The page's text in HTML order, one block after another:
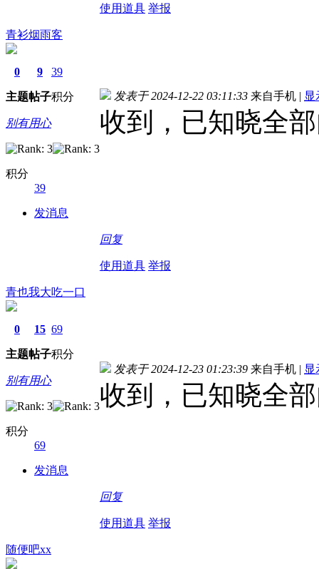
使用道具 举报
青衫烟雨客
0
主题
9
帖子
39
积分
别有用心
积分
39
发消息
发表于 2024-12-22 03:11:33 来自手机 | 显
收到，已知晓全
回复
使用道具 举报
青也我大吃一口
0
主题
15
帖子
69
积分
别有用心
积分
69
发消息
发表于 2024-12-23 01:23:39 来自手机 | 显
收到，已知晓全
回复
使用道具 举报
随便吧xx